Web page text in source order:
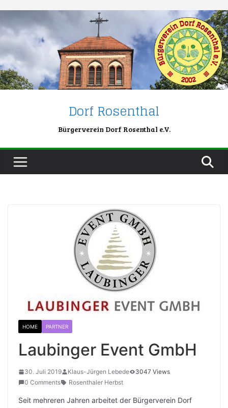
content
Dorf Rosenthal
Bürgerverein Dorf Rosenthal e.V.
HOME PARTNER
Laubinger Event GmbH
30. Juli 2019 Klaus-Jürgen Lebede
3047 Views
0 Comments
Rosenthaler Herbst
Seit mehreren Jahren arbeitet der Bürgerverein Dorf